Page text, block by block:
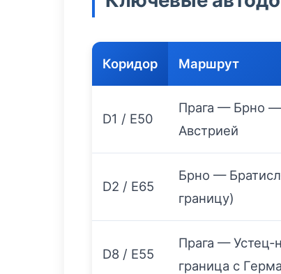
Коридор Маршрут
D1 / E50
Прага — Брно —
Австрией
D2 / E65
Брно —
границу)
D8 / E55
Прага —
граница с